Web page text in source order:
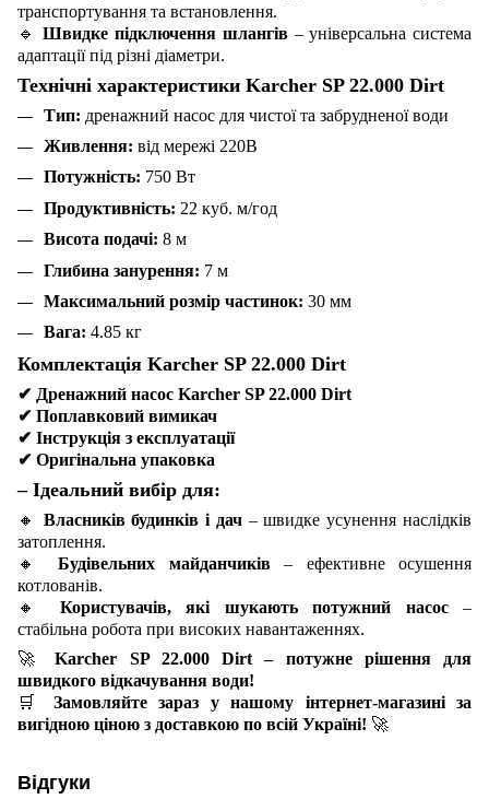
транспортування та встановлення.
🔹
Швидке підключення шлангів– універсальна система
адаптації під різні діаметри.
Технічні характеристики Karcher SP 22.000 Dirt
Тип: дренажний насос для чистої та забрудненої води
Живлення: від мережі 220В
Потужність: 750 Вт
Продуктивність: 22 куб. м/год
Висота подачі: 8 м
Глибина занурення: 7 м
Максимальний розмір частинок: 30 мм
Вага: 4.85 кг
Комплектація Karcher SP 22.000 Dirt
✔ Дренажний насос Karcher SP 22.000 Dirt
✔ Поплавковий вимикач
✔ Інструкція з експлуатації
✔ Оригінальна упаковка
– Ідеальний вибір для:
🔸 Власників будинків і дач– швидке усунення наслідків
затоплення.
🔸
Будівельних майданчиків– ефективне осушення
котлованів.
🔸
Користувачів, які шукають потужний насос–
стабільна робота при високих навантаженнях.
🚀
Karcher SP 22.000 Dirt – потужне рішення для
швидкого відкачування води!
🛒
Замовляйте зараз у нашому інтернет-магазині за
вигідною ціною з доставкою по всій Україні! 🚀
Відгуки